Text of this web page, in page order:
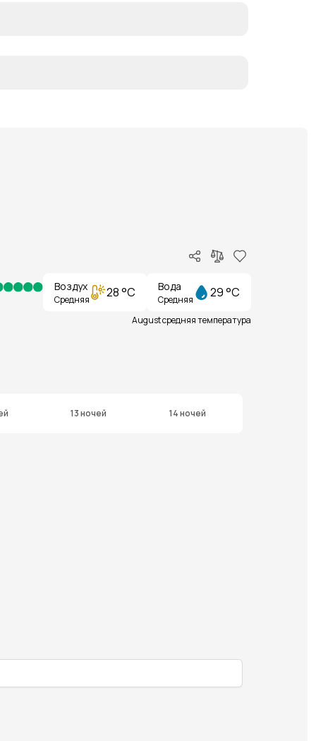
Воздух
Средняя 28 °C Вода
Средняя 29 °C
August средняя температура
13 ночей 14 ночей